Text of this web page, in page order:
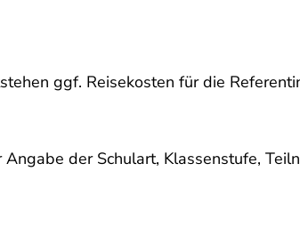
ggf. Reisekosten für die
Angabe der Schulart, Klassenstufe,